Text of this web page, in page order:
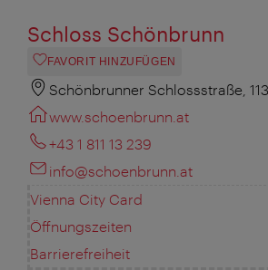
Schloss Schönbrunn
FAVORIT HINZUFÜGEN
Schönbrunner Schlossstraße,
www.schoenbrunn.at
+43 1 811 13 239
info@schoenbrunn.at
Vienna City Card
Öffnungszeiten
Barrierefreiheit